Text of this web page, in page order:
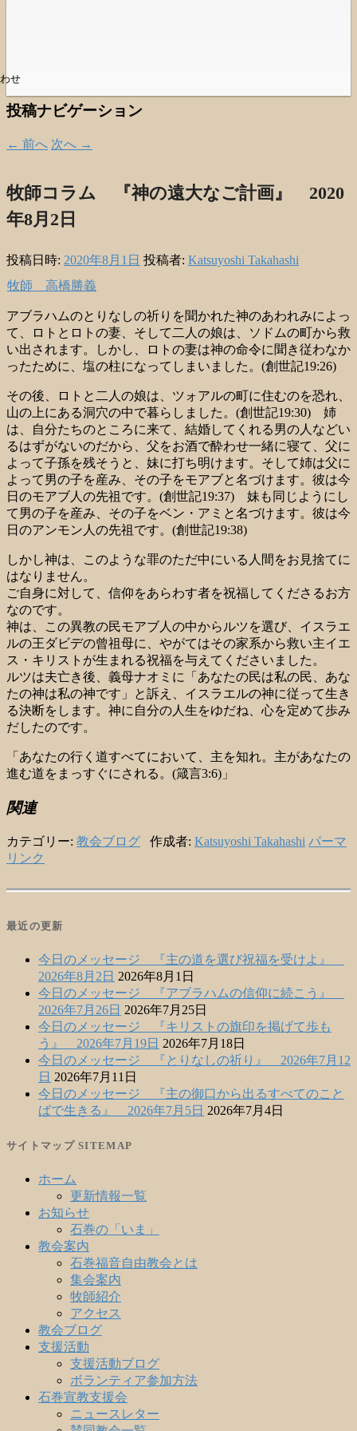
せ
投稿ナビゲーション
← 前へ 次へ →
牧師コラム 『神の遠大なご計画』 2020
年8月2日
投稿日時: 2020年8月1日 投稿者: Katsuyoshi Takahashi
牧師 高橋勝義
アブラハムのとりなしの祈りを聞かれた神のあわれみによっ
て、ロトとロトの妻、そして二人の娘は、ソドムの町から救
い出されます。しかし、ロトの妻は神の命令に聞き従わなか
ったために、塩の柱になってしまいました。(創世記19:26)
その後、ロトと二人の娘は、ツォアルの町に住むのを恐れ、
山の上にある洞穴の中で暮らしました。(創世記19:30) 姉
は、自分たちのところに来て、結婚してくれる男の人などい
るはずがないのだから、父をお酒で酔わせ一緒に寝て、父に
よって子孫を残そうと、妹に打ち明けます。そして姉は父に
よって男の子を産み、その子をモアブと名づけます。彼は今
日のモアブ人の先祖です。(創世記19:37) 妹も同じようにし
て男の子を産み、その子をベン・アミと名づけます。彼は今
日のアンモン人の先祖です。(創世記19:38)
しかし神は、このような罪のただ中にいる人間をお見捨てに
はなりません。
ご自身に対して、信仰をあらわす者を祝福してくださるお方
なのです。
神は、この異教の民モアブ人の中からルツを選び、イスラエ
ルの王ダビデの曾祖母に、やがてはその家系から救い主イエ
ス・キリストが生まれる祝福を与えてくださいました。
ルツは夫亡き後、義母ナオミに「あなたの民は私の民、あな
たの神は私の神です」と訴え、イスラエルの神に従って生き
る決断をします。神に自分の人生をゆだね、心を定めて歩み
だしたのです。
「あなたの行く道すべてにおいて、主を知れ。主があなたの
進む道をまっすぐにされる。(箴言3:6)」
関連
カテゴリー: 教会ブログ 作成者: Katsuyoshi Takahashi パーマ
リンク
最近の更新
今日のメッセージ 『主の道を選び祝福を受けよ』
2026年8月2日 2026年8月1日
今日のメッセージ 『アブラハムの信仰に続こう』
2026年7月26日 2026年7月25日
今日のメッセージ 『キリストの旗印を掲げて歩も
う』 2026年7月19日 2026年7月18日
今日のメッセージ 『とりなしの祈り』 2026年7月12
日 2026年7月11日
今日のメッセージ 『主の御口から出るすべてのこと
ばで生きる』 2026年7月5日 2026年7月4日
サイトマップ SITEMAP
ホーム
更新情報一覧
お知らせ
石巻の「いま」
教会案内
石巻福音自由教会とは
集会案内
牧師紹介
アクセス
教会ブログ
支援活動
支援活動ブログ
ボランティア参加方法
石巻宣教支援会
ニュースレター